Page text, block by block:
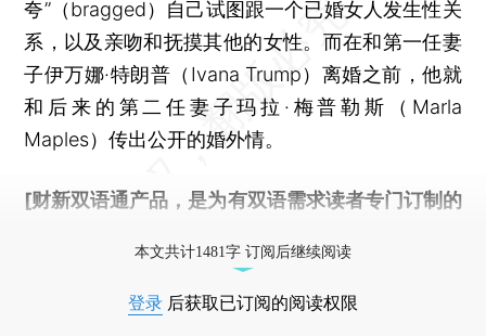
夸”（bragged）自己试图跟一个已婚女人发生性关
系，以及亲吻和抚摸其他的女性。而在和第一任妻
子伊万娜·特朗普（Ivana Trump）离婚之前，他就
和后来的第二任妻子玛拉·梅普勒斯（Marla
Maples）传出公开的婚外情。
[财新双语通产品，是为有双语需求读者专门订制的
本文共计1481字 订阅后继续阅读
登录 后获取已订阅的阅读权限